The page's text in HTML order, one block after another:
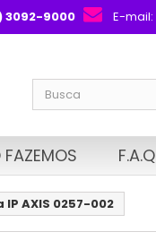
3092-9000 E-mail:
F.A.Q
IP AXIS 0257-002